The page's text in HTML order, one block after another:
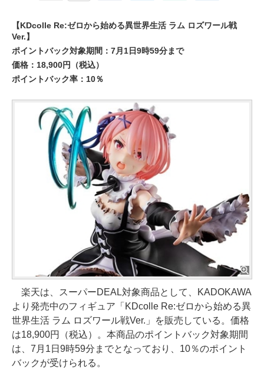
【KDcolle Re:ゼロから始める異世界生活 ラム ロズワール戦
Ver.】
ポイントバック対象期間：7月1日9時59分まで
価格：18,900円（税込）
ポイントバック率：10％
楽天は、スーパーDEAL対象商品として、KADOKAWA
より発売中のフィギュア「KDcolle Re:ゼロから始める異
世界生活 ラム ロズワール戦Ver.」を販売している。価格
は18,900円（税込）。本商品のポイントバック対象期間
は、7月1日9時59分までとなっており、10％のポイント
バックが受けられる。